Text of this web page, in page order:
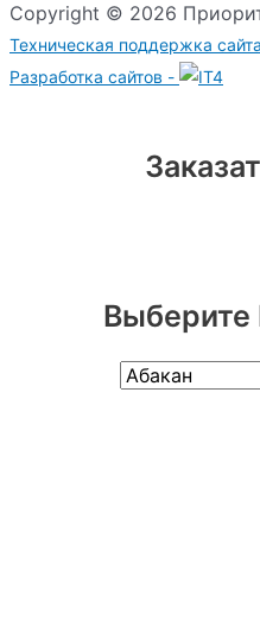
Copyright © 2026
Техническая поддержка
Разработка сайтов -
Выберите